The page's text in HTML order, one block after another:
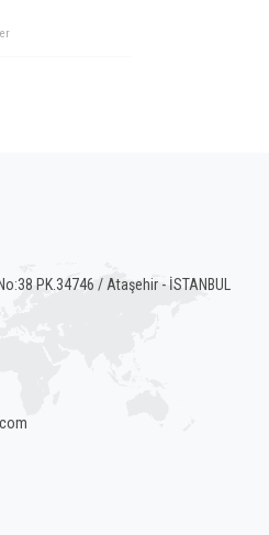
PK.34746 / Ataşehir - İSTANBUL